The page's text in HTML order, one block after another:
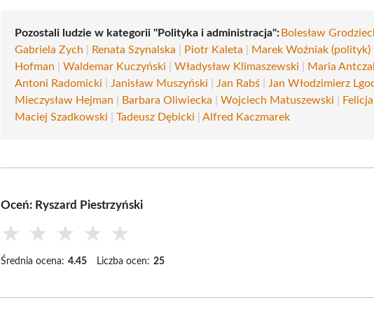
Pozostali ludzie w kategorii "Polityka i administracja":Bolesław
Gabriela Zych
Renata Szynalska Piotr Kaleta Marek Woźniak (polityk)
Hofman |Waldemar Kuczyński |Władysław Klimaszewski Maria
Antoni Radomicki
Janisław Muszyński Jan Rabś Jan Włodzimierz
Mieczysław Hejman
Barbara Oliwiecka |Wojciech Matuszewski
Maciej Szadkowski |Tadeusz Dębicki |Alfred Kaczmarek
Oceń: Ryszard Piestrzyński
★ ★ ★ ★ ★
Średnia ocena: 4.45 Liczba ocen: 25